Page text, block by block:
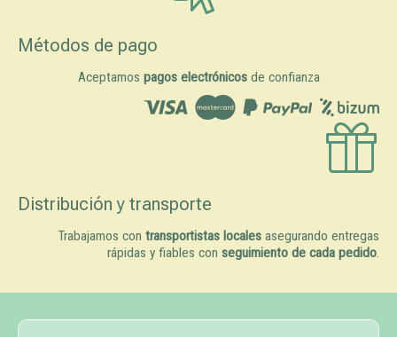
Métodos de pago
Aceptamos pagos electrónicosde confianza
Distribución y transporte
Trabajamos con transportistas locales asegurando entregas
rápidas y fiables con seguimiento de cada pedido.